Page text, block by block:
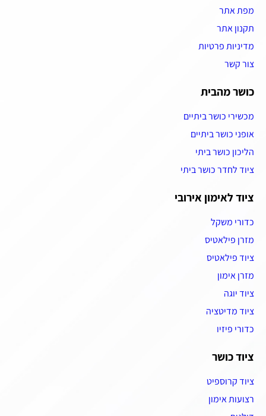
מפת אתר
תקנון אתר
מדיניות פרטיות
צור קשר
כושר מהבית
מכשירי כושר ביתיים
אופני כושר ביתיים
הליכון כושר ביתי
ציוד לחדר כושר ביתי
ציוד לאימון אירובי
כדורי משקל
מזרן פילאטיס
ציוד פילאטיס
מזרן אימון
ציוד יוגה
ציוד מדיטציה
כדורי פיזיו
ציוד כושר
ציוד קרוספיט
רצועות אימון